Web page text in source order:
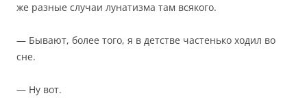
же разные случаи лунатизма там всякого.
— Бывают, более того, я в детстве частенько ходил во
сне.
— Ну вот.